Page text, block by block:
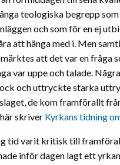
teologiska begrepp
och som för en ej
att hänga med i. Men
att det var en fråga
var uppe och talade.
och uttryckte starka
de kom framförallt
skriver Kyrkans tidning
tid varit kritisk till
inför dagen lagt ett